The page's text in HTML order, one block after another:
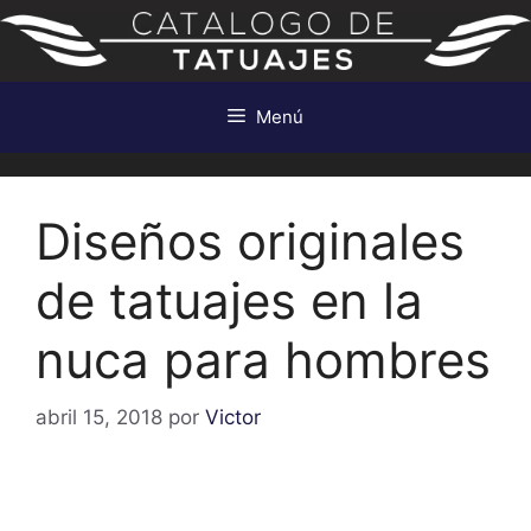
Saltar
contenido
Menú
Diseños originales
de tatuajes en la
nuca para hombres
abril 15, 2018 por Victor